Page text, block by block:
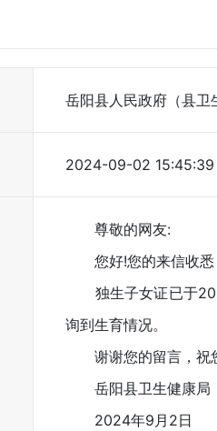
岳阳县人民政府（县卫
2024-09-02 15:45:39
尊敬的网友:
您好!您的来信收悉
独生子女证已于
询到生育情况。
谢谢您的留言，祝
岳阳县卫生健康局
2024年9月2日